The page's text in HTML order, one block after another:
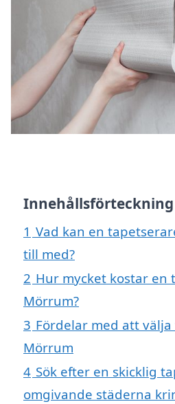
Innehållsförteckning
1 Vad kan en
till med?
2 Hur mycket kostar en
Mörrum?
3 Fördelar med att
Mörrum
4 Sök efter en skicklig
omgivande städerna